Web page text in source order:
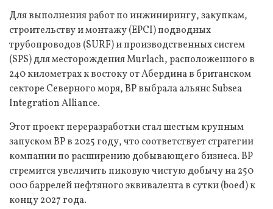
Для выполнения работ по инжинирингу, закупкам,
строительству и монтажу (EPCI) подводных
трубопроводов (SURF) и производственных систем
(SPS) для месторождения Murlach, расположенного в
240 километрах к востоку от Абердина в британском
секторе Северного моря, BP выбрала альянс Subsea
Integration Alliance.
Этот проект переразработки стал шестым крупным
запуском BP в 2025 году, что соответствует стратегии
компании по расширению добывающего бизнеса. BP
стремится увеличить пиковую чистую добычу на 250
000 баррелей нефтяного эквивалента в сутки (boed) к
концу 2027 года.